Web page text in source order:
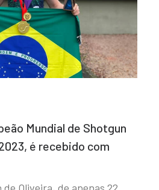
Mundial de Shotgun
é recebido com